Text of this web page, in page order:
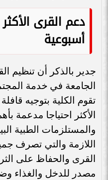
دعم القرى
أسبوعية
جدير بالذكر أن تنظيم
الجامعة في خدمة
تقوم الكلية بتوجيه
الأكثر احتياجا مدعمة
والمستلزمات الطبية
اللازمة والتي تصرف
القرى والحفاظ على
مصدر للدخل والغذاء